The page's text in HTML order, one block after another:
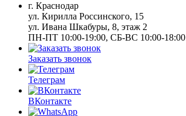
г. Краснодар
ул. Кирилла Россинского, 15
ул. Ивана Шкабуры, 8, этаж 2
ПН-ПТ 10:00-19:00, СБ-ВС 10:00-18:00
Заказать звонок
Телеграм
ВКонтакте